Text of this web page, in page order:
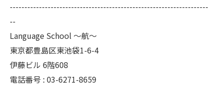
--------------------------------------------------------------------
--
Language School ～航～
東京都豊島区東池袋1-6-4
伊藤ビル 6階608
電話番号 : 03-6271-8659